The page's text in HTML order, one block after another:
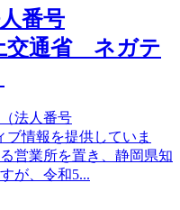
番号
交通省 ネガテ
法人番号
ブ情報を提供していま
営業所を置き、静岡県知
が、令和5...